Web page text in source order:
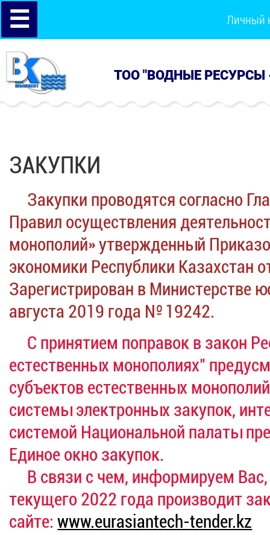
☰ Личный
ТОО "ВОДНЫЕ РЕСУРСЫ
ЗАКУПКИ
Закупки проводятся согласно
Правил осуществления
монополий» утвержденный
экономики Республики Казахстан
Зарегистрирован в Министерстве
августа 2019 года № 19242.
С принятием поправок в закон
естественных монополиях"
субъектов естественных
системы электронных закупок,
системой Национальной палаты
Единое окно закупок.
В связи с чем, информируем Вас,
текущего 2022 года производит
сайте:www.eurasiantech-tender.kz